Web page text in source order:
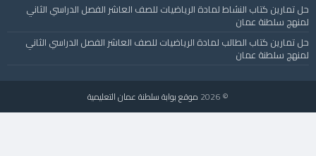
حل تمارين كتاب النشاط لمادة الرياضيات للصف العاشر الفصل الدراسي الثاني
لمنهج سلطنة عمان
حل تمارين كتاب الطالب لمادة الرياضيات للصف العاشر الفصل الدراسي الثاني
لمنهج سلطنة عمان
© 2026 موقع بوابة سلطنة عمان التعليمية